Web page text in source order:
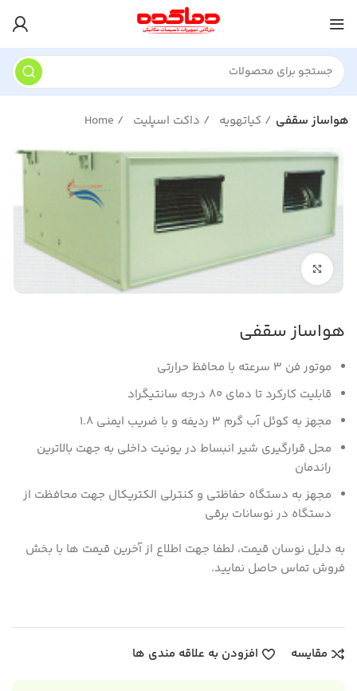
Home هواساز سقفی
برای بزرگنمایی کلیک کنید
هواساز سقفی
موتور فن 3 سرعته با محافظ حرارتی
قابلیت کارکرد تا دمای 80 درجه سانتیگراد
مجهز به کوئل آب گرم 3 ردیفه و با ضریب ایمنی 1.8
محل قرارگیری شیر انبساط در یونیت داخلی به جهت بالاترین
راندمان
مجهز به دستگاه حفاظتی و کنترلی الکتریکال جهت محافظت از
دستگاه در نوسانات برقی
به دلیل نوسان قیمت، لطفا جهت اطلاع از آخرین قیمت ها با بخش
فروش تماس حاصل نمایید.
مقایسه افزودن به علاقه مندی ها